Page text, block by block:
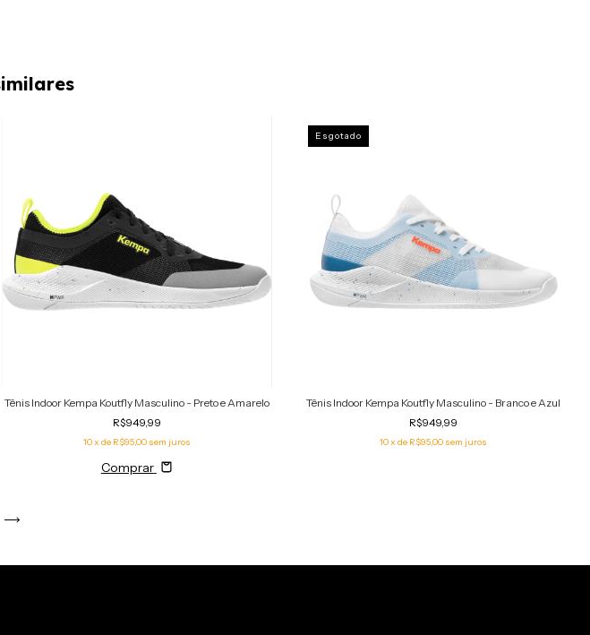
Tênis Indoor Kempa Koutfly Masculino - Preto e Amarelo
R$949,99
10x de R$95,00 sem juros
Comprar
Esgotado
Tênis Indoor Kempa Koutfly Masculino - Branco e Azul
R$949,99
10x de R$95,00 sem juros